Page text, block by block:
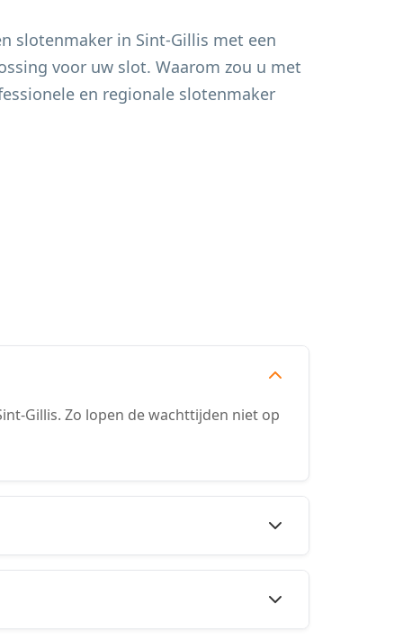
slotenmaker in Sint-Gillis met een
voor uw slot. Waarom zou u met
en regionale slotenmaker
Gillis. Zo lopen de wachttijden niet op